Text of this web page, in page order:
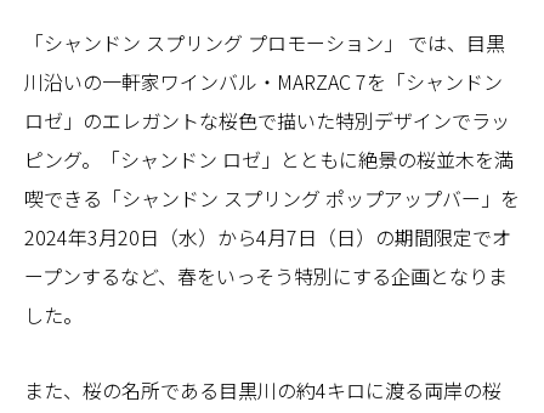
「シャンドン スプリング プロモーション」 では、目黒
川沿いの一軒家ワインバル・MARZAC 7を「シャンドン
ロゼ」のエレガントな桜色で描いた特別デザインでラッ
ピング。「シャンドン ロゼ」とともに絶景の桜並木を満
喫できる「シャンドン スプリング ポップアップバー」を
2024年3月20日（水）から4月7日（日）の期間限定でオ
ープンするなど、春をいっそう特別にする企画となりま
した。
また、桜の名所である目黒川の約4キロに渡る両岸の桜